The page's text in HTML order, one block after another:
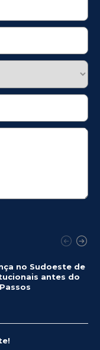
no Sudoeste de
antes do